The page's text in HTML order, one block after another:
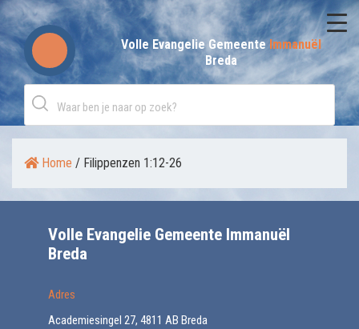
Skip
to
content
Volle Evangelie GemeenteImmanuël
Breda
Home / Filippenzen 1:12-26
Volle Evangelie Gemeente Immanuël
Breda
Adres
Academiesingel 27, 4811 AB Breda